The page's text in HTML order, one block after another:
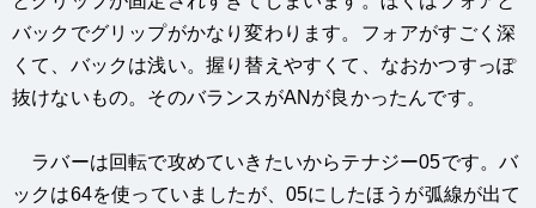
バックでグリップがかなり変わります。フォアがすごく深
くて、バックは浅い。握り替えやすくて、なおかつすっぽ
抜けないもの。そのバランスがANが良かったんです。
ラバーは回転で攻めていきたいからテナジー05です。バ
ックは64を使っていましたが、05にしたほうが弧線が出て